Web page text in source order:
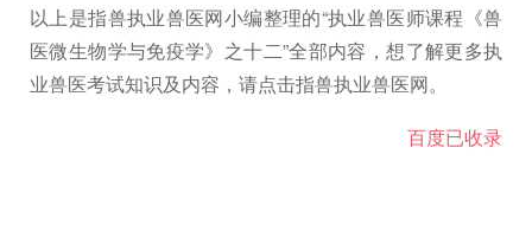
以上是指兽执业兽医网小编整理的“执业兽医师课程《兽
医微生物学与免疫学》之十二”全部内容，想了解更多执
业兽医考试知识及内容，请点击指兽执业兽医网。
百度已收录